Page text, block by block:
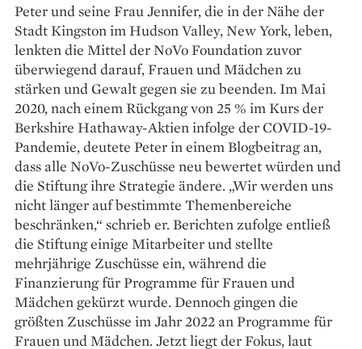
Peter und seine Frau Jennifer, die in der Nähe der
Stadt Kingston im Hudson Valley, New York, leben,
lenkten die Mittel der NoVo Foundation zuvor
überwiegend darauf, Frauen und Mädchen zu
stärken und Gewalt gegen sie zu beenden. Im Mai
2020, nach einem Rückgang von 25 % im Kurs der
Berkshire Hathaway-Aktien infolge der COVID-19-
Pandemie, deutete Peter in einem Blogbeitrag an,
dass alle NoVo-Zuschüsse neu bewertet würden und
die Stiftung ihre Strategie ändere. „Wir werden uns
nicht länger auf bestimmte Themenbereiche
beschränken,“ schrieb er. Berichten zufolge entließ
die Stiftung einige Mitarbeiter und stellte
mehrjährige Zuschüsse ein, während die
Finanzierung für Programme für Frauen und
Mädchen gekürzt wurde. Dennoch gingen die
größten Zuschüsse im Jahr 2022 an Programme für
Frauen und Mädchen. Jetzt liegt der Fokus, laut